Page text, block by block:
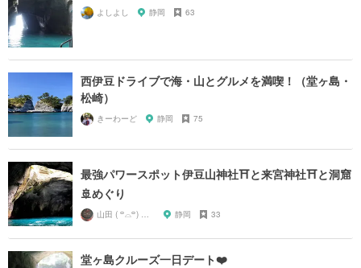
よしよし 静岡 63
西伊豆ドライブで海・山とグルメを満喫！（堂ヶ島・
松崎）
きーわーど 静岡 75
最強パワースポット伊豆山神社⛩と来宮神社⛩と洞窟
🚢めぐり
静岡 33
堂ヶ島クルーズ一日デート❤️